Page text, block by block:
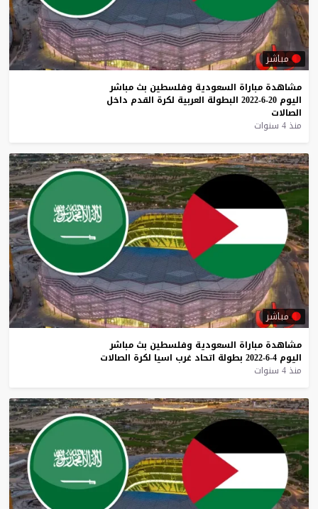
مباشر
مشاهدة مباراة السعودية وفلسطين بث مباشر
اليوم 20-6-2022 البطولة العربية لكرة القدم داخل
الصالات
منذ 4 سنوات
مباشر
مشاهدة مباراة السعودية وفلسطين بث مباشر
اليوم 4-6-2022 بطولة اتحاد غرب اسيا لكرة الصالات
منذ 4 سنوات